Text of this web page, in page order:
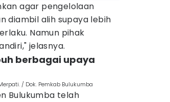
agar pengelolaan
diambil alih supaya lebih
Namun pihak
jelasnya.
berbagai upaya
/ Dok. Pemkab Bulukumba
Bulukumba telah